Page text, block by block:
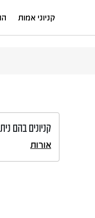
קניוני אמות
קניונים בהם
אורות